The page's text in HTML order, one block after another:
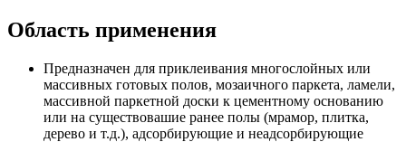
Область применения
Предназначен для приклеивания многослойных или
массивных готовых полов, мозаичного паркета, ламели,
массивной паркетной доски к цементному основанию
или на существовашие ранее полы (мрамор, плитка,
дерево и т.д.), адсорбирующие и неадсорбирующие